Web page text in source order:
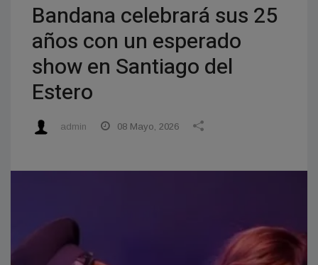
Bandana celebrará sus 25
años con un esperado
show en Santiago del
Estero
admin 08 Mayo, 2026